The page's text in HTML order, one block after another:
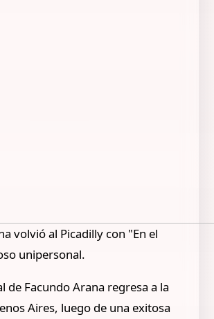
volvió al Picadilly con "En el
unipersonal.
de Facundo Arana regresa a la
Aires, luego de una exitosa